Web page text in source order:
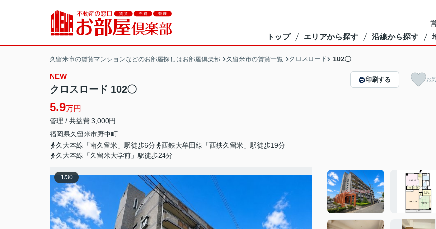
トップ エリアから探す 沿線から探す
久留米市の賃貸マンションなどのお部屋探しはお部屋倶楽部 久留米市の賃貸一覧 クロスロード 102〇
NEW
クロスロード 102〇
5.9万円
管理 / 共益費 3,000円
福岡県久留米市野中町
久大本線「南久留米」駅徒歩6分
西鉄大牟田線「西鉄久留米」駅徒歩19分
久大本線「久留米大学前」駅徒歩24分
印刷する お
1/30